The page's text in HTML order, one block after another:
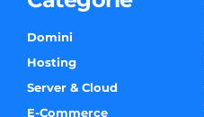
Domini
Hosting
Server & Cloud
E-Commerce